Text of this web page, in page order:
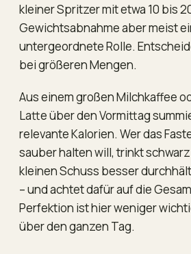
kleiner Spritzer mit etwa 10 bis
Gewichtsabnahme aber meist
untergeordnete Rolle.
bei größeren Mengen.
Aus einem großen Milchkaffee
Latte über den Vormittag
relevante Kalorien. Wer das
sauber halten will, trinkt
kleinen Schuss besser
– und achtet dafür auf die
Perfektion ist hier weniger
über den ganzen Tag.